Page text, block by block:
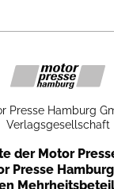
Presse Hamburg
Verlagsgesellschaft
der Motor
Presse